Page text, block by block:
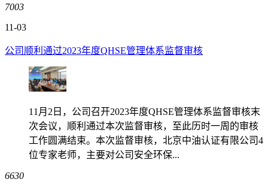
7003
11-03
公司顺利通过2023年度QHSE管理体系监督审核
11月2日，公司召开2023年度QHSE管理体系监督审核末
次会议，顺利通过本次监督审核，至此历时一周的审核
工作圆满结束。本次监督审核，北京中油认证有限公司4
位专家老师，主要对公司安全环保...
6630